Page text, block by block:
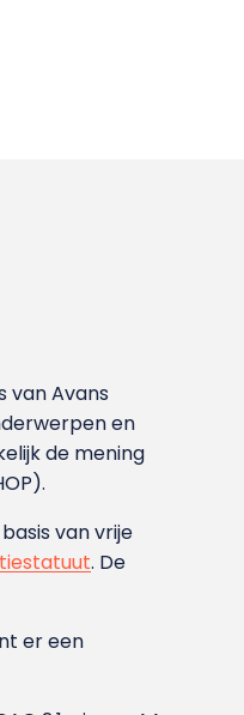
van Avans
en
de mening
van vrije
. De
er een